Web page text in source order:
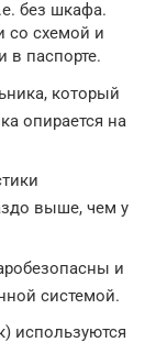
без шкафа.
со схемой и
в паспорте.
который
опирается на
выше, чем у
и
системой.
используются